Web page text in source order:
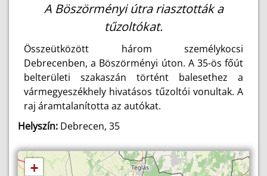
A Böszörményi útra riasztották a
tűzoltókat.
Összeütközött három személykocsi
Debrecenben, a Böszörményi úton. A 35-ös főút
belterületi szakaszán történt balesethez a
vármegyeszékhely hivatásos tűzoltói vonultak. A
raj áramtalanította az autókat.
Helyszín: Debrecen, 35
+